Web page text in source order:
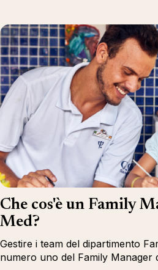
Che cos'è un Family
Med?
Gestire i team del dipartimento
numero uno del Family Manager